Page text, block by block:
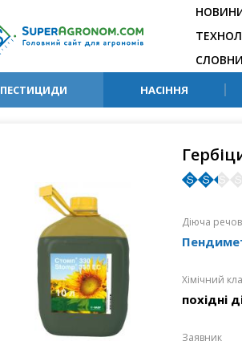
ПЕСТИЦИДИ НАСІННЯ
Діюча
Хімічний
похідні
Заявник